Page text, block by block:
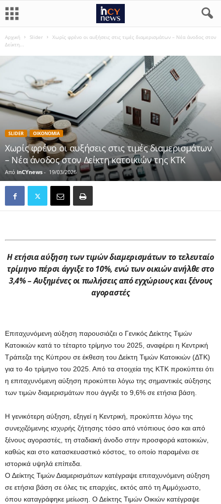
Αρχική Slider
Χωρίς φρένο οι αυξήσεις στις τιμές διαμερισμάτων – Νέα άνοδος στον
Δείκτη...
SLIDER ΟΙΚΟΝΟΜΙΑ
Χωρίς φρένο οι αυξήσεις στις τιμές διαμερισμάτων
– Νέα άνοδος στον Δείκτη κατοικιών της ΚΤΚ
Από inCYnews - 19/03/2026
Η ετήσια αύξηση των τιμών διαμερισμάτων το τελευταίο
τρίμηνο πέρσι άγγιξε το 10%, ενώ των οικιών ανήλθε στο
3,4% – Αυξημένες οι πωλήσεις από εγχώριους και ξένους
αγοραστές
Επιταχυνόμενη αύξηση παρουσιάζει ο Γενικός Δείκτης Τιμών
Κατοικιών κατά το τέταρτο τρίμηνο του 2025, αναφέρει η Κεντρική
Τράπεζα της Κύπρου σε έκθεση του Δείκτη Τιμών Κατοικιών (ΔΤΚ)
για το 4ο τρίμηνο του 2025. Από τα στοιχεία της ΚΤΚ προκύπτει ότι
η επιταχυνόμενη αύξηση προκύπτει λόγω της σημαντικές αύξησης
των τιμών διαμερισμάτων που άγγιξε το 9,6% σε ετήσια βάση.
Η γενικότερη αύξηση, εξηγεί η Κεντρική, προκύπτει λόγω της
συνεχιζόμενης ισχυρής ζήτησης τόσο από ντόπιους όσο και από
ξένους αγοραστές, τη σταδιακή άνοδο στην προσφορά κατοικιών,
καθώς και στο κατασκευαστικό κόστος, το οποίο παραμένει σε
ιστορικά υψηλά επίπεδα.
Ο Δείκτης Τιμών Διαμερισμάτων κατέγραψε επιταχυνόμενη αύξηση
σε ετήσια βάση σε όλες τις επαρχίες, εκτός από τη Αμμόχωστο,
όπου καταγράφηκε μείωση. Ο Δείκτης Τιμών Οικιών κατέγραψε